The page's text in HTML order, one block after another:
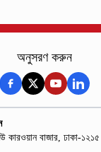
অনুসরণ করুন
কারওয়ান বাজার, ঢাকা-১২১৫